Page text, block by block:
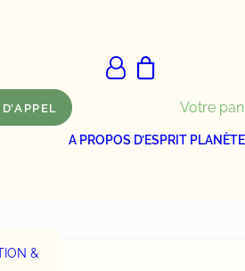
&
A PROPOS D’ESPRIT PLANÈTE
Votre